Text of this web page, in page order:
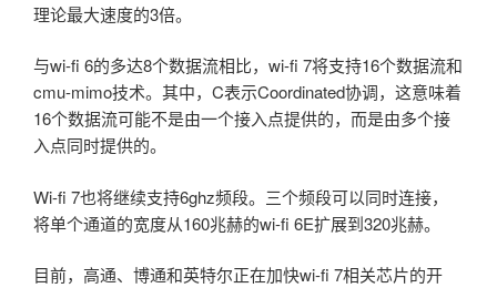
理论最大速度的3倍。
与wi-fi 6的多达8个数据流相比，wi-fi 7将支持16个数据流和
cmu-mimo技术。其中，C表示Coordinated协调，这意味着
16个数据流可能不是由一个接入点提供的，而是由多个接
入点同时提供的。
Wi-fi 7也将继续支持6ghz频段。三个频段可以同时连接，
将单个通道的宽度从160兆赫的wi-fi 6E扩展到320兆赫。
目前，高通、博通和英特尔正在加快wi-fi 7相关芯片的开